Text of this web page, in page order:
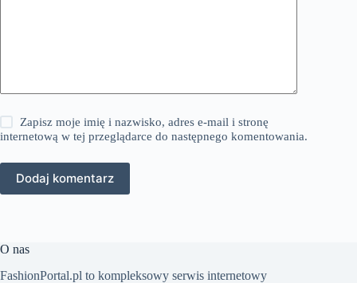
Zapisz moje imię i nazwisko, adres e-mail i stronę
internetową w tej przeglądarce do następnego komentowania.
Dodaj komentarz
O nas
FashionPortal.pl to kompleksowy serwis internetowy